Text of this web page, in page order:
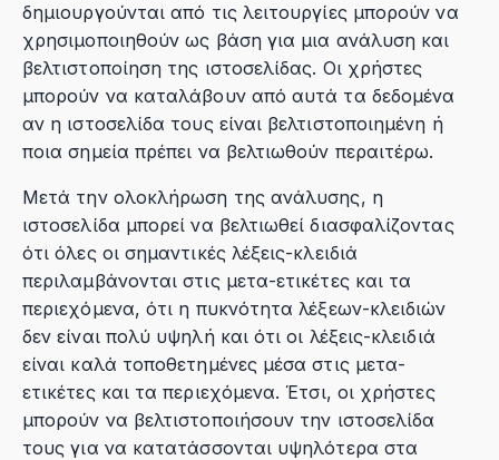
δημιουργούνται από τις λειτουργίες μπορούν να
χρησιμοποιηθούν ως βάση για μια ανάλυση και
βελτιστοποίηση της ιστοσελίδας. Οι χρήστες
μπορούν να καταλάβουν από αυτά τα δεδομένα
αν η ιστοσελίδα τους είναι βελτιστοποιημένη ή
ποια σημεία πρέπει να βελτιωθούν περαιτέρω.
Μετά την ολοκλήρωση της ανάλυσης, η
ιστοσελίδα μπορεί να βελτιωθεί διασφαλίζοντας
ότι όλες οι σημαντικές λέξεις-κλειδιά
περιλαμβάνονται στις μετα-ετικέτες και τα
περιεχόμενα, ότι η πυκνότητα λέξεων-κλειδιών
δεν είναι πολύ υψηλή και ότι οι λέξεις-κλειδιά
είναι καλά τοποθετημένες μέσα στις μετα-
ετικέτες και τα περιεχόμενα. Έτσι, οι χρήστες
μπορούν να βελτιστοποιήσουν την ιστοσελίδα
τους για να κατατάσσονται υψηλότερα στα